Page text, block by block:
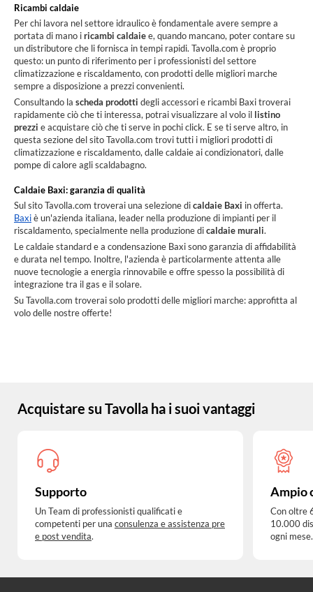
Ricambi caldaie
Per chi lavora nel settore idraulico è fondamentale avere sempre a
portata di mano iricambi caldaiee, quando mancano, poter contare su
un distributore che li fornisca in tempi rapidi. Tavolla.com è proprio
questo: un punto di riferimento per i professionisti del settore
climatizzazione e riscaldamento, con prodotti delle migliori marche
sempre a disposizione a prezzi convenienti.
Consultando la scheda prodotti degli accessori e ricambi Baxi troverai
rapidamente ciò che ti interessa, potrai visualizzare al volo il listino
prezzi e acquistare ciò che ti serve in pochi click. E se ti serve altro, in
questa sezione del sito Tavolla.com trovi tutti i migliori prodotti di
climatizzazione e riscaldamento, dalle caldaie ai condizionatori, dalle
pompe di calore agli scaldabagno.
Caldaie Baxi: garanzia di qualità
Sul sito Tavolla.com troverai una selezione dicaldaie Baxi in offerta.
Baxiè un'azienda italiana, leader nella produzione di impianti per il
riscaldamento, specialmente nella produzione dicaldaie murali.
Le caldaie standard e a condensazione Baxi sono garanzia di affidabilità
e durata nel tempo. Inoltre, l'azienda è particolarmente attenta alle
nuove tecnologie a energia rinnovabile e offre spesso la possibilità di
integrazione tra il gas e il solare.
Su Tavolla.com troverai solo prodotti delle migliori marche: approfitta al
volo delle nostre offerte!
Acquistare su Tavolla ha i suoi vantaggi
Supporto
Un Team di professionisti qualificati e
competenti per una consulenza e assistenza pre
e post vendita.
Ampio
Con oltre
10.000
ogni mese.